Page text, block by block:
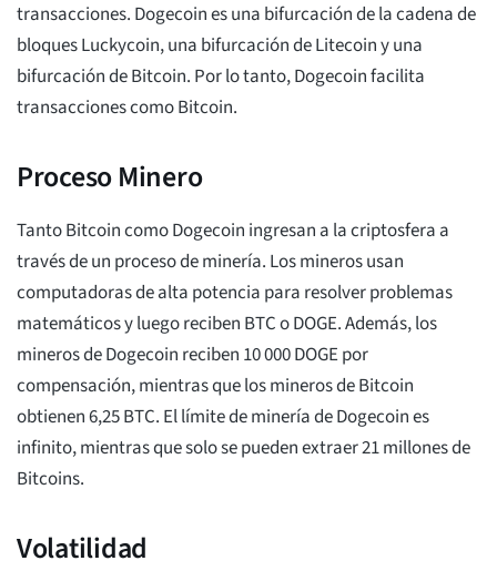
transacciones. Dogecoin es una bifurcación de la cadena de
bloques Luckycoin, una bifurcación de Litecoin y una
bifurcación de Bitcoin. Por lo tanto, Dogecoin facilita
transacciones como Bitcoin.
Proceso Minero
Tanto Bitcoin como Dogecoin ingresan a la criptosfera a
través de un proceso de minería. Los mineros usan
computadoras de alta potencia para resolver problemas
matemáticos y luego reciben BTC o DOGE. Además, los
mineros de Dogecoin reciben 10 000 DOGE por
compensación, mientras que los mineros de Bitcoin
obtienen 6,25 BTC. El límite de minería de Dogecoin es
infinito, mientras que solo se pueden extraer 21 millones de
Bitcoins.
Volatilidad